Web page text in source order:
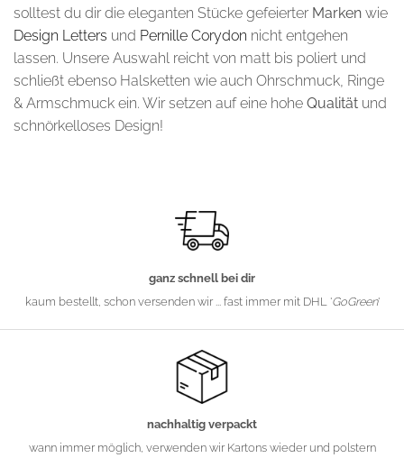
solltest du dir die eleganten Stücke gefeierter Marken wie
Design Letters und Pernille Corydon nicht entgehen
lassen. Unsere Auswahl reicht von matt bis poliert und
schließt ebenso Halsketten wie auch Ohrschmuck, Ringe
& Armschmuck ein. Wir setzen auf eine hohe Qualität und
schnörkelloses Design!
ganz schnell bei dir
kaum bestellt, schon versenden wir ... fast immer mit DHL 'GoGreen'
nachhaltig verpackt
wann immer möglich, verwenden wir Kartons wieder und polstern